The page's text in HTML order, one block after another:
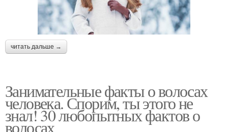
читать дальше →
Занимательные факты о волосах
человека. Спорим, ты этого не
знал! 30 любопытных фактов о
волосах